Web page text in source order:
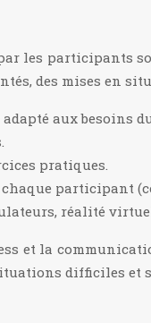
les participants
des mises en
aux besoins
pratiques.
participant
réalité
et la
difficiles et